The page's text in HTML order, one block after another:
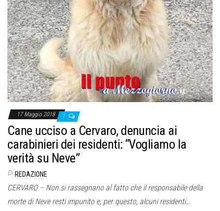
17 Maggio 2018 1
Cane ucciso a Cervaro, denuncia ai
carabinieri dei residenti: “Vogliamo la
verità su Neve”
Di REDAZIONE
CERVARO – Non si rassegnano al fatto che il responsabile della
morte di Neve resti impunito e, per questo, alcuni residenti…